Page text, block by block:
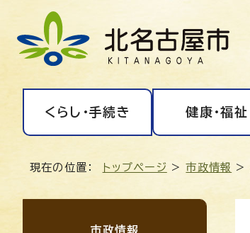
くらし・手続き 健康・福祉
現在の位置： トップページ >市政情報 >
市政情報